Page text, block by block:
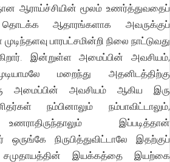
ஆராய்ச்சியின் மூலம் உணர்த்துவதைப்
தொடக்க ஆதாரங்களாக அவருக்குப்
பாரபட்சமின்றி நிலை நாட்டுவது
இன்றுள்ள அமைப்பின் அவசியம்,
மறைந்து அதனிடத்திற்கு
அமைப்பின் அவசியம் ஆகிய இரு
நம்பினாலும் நம்பாவிட்டாலும்,
இப்படித்தான்
நிருபித்துவிட்டாலே இதற்குப்
சமுதாயத்தின் இயக்கத்தை இயற்கை